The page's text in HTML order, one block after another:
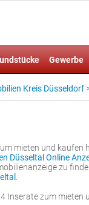
Gewerbe
Kreis Düsseldorf
mieten und kaufen
Düsseltal Online
zu
Inserate zum mieten